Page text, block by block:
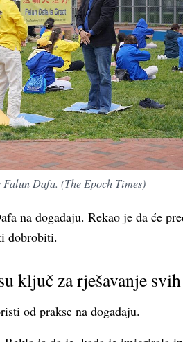
Dafa. (The Epoch Times)
na događaju. Rekao je da će
dobrobiti.
ključ za rješavanje
od prakse na događaju.